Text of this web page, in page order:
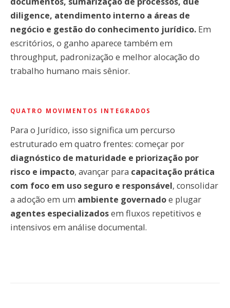
diligence, atendimento interno a áreas de
negócio e gestão do conhecimento jurídico. Em
escritórios, o ganho aparece também em
throughput, padronização e melhor alocação do
trabalho humano mais sênior.
QUATRO MOVIMENTOS INTEGRADOS
Para o Jurídico, isso significa um percurso
estruturado em quatro frentes: começar por
diagnóstico de maturidade e priorização por
risco e impacto, avançar para capacitação prática
com foco em uso seguro e responsável, consolidar
a adoção em um ambiente governadoe plugar
agentes especializadosem fluxos repetitivos e
intensivos em análise documental.